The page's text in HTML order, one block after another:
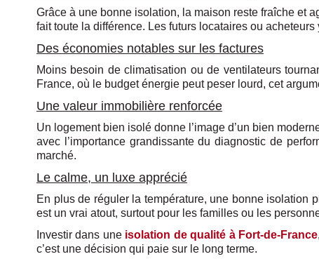
Grâce à une bonne isolation, la maison reste fraîche et
fait toute la différence. Les futurs locataires ou
Des économies notables sur les factures
Moins besoin de climatisation ou de ventilateurs
France, où le budget énergie peut peser lourd, cet
Une valeur immobilière renforcée
Un logement bien isolé donne l’image d’un bien
avec l’importance grandissante du diagnostic de
marché.
Le calme, un luxe apprécié
En plus de réguler la température, une bonne isolation
est un vrai atout, surtout pour les familles ou les
Investir dans une isolation de qualité à Fort-de-France
c’est une décision qui paie sur le long terme.